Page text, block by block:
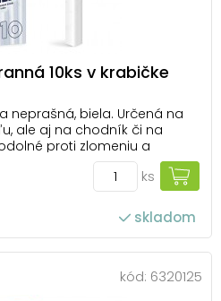
10ks v krabičke
neprašná, biela. Určená na
ale aj na chodník či na
proti zlomeniu a
na školské tabule. Kriedy
s euro-závesom.
v ktorom...
ks
skladom
kód: 6320125